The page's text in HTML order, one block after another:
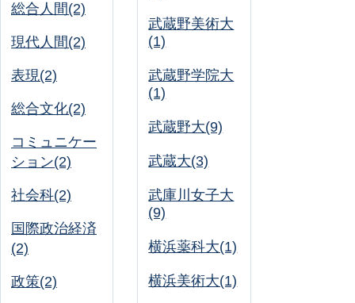
総合人間(2)
現代人間(2)
表現(2)
総合文化(2)
コミュニケー
ション(2)
社会科(2)
国際政治経済
(2)
政策(2)
武蔵野美術大
(1)
武蔵野学院大
(1)
武蔵野大(9)
武蔵大(3)
武庫川女子大
(9)
横浜薬科大(1)
横浜美術大(1)